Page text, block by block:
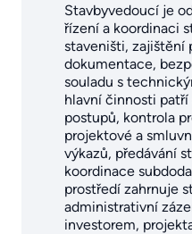
Stavbyvedoucí je
řízení a koordinaci
staveništi, zajištění
dokumentace,
souladu s
hlavní činnosti
postupů, kontrola
projektové a
výkazů, předávání
koordinace
prostředí zahrnuje
administrativní
investorem,